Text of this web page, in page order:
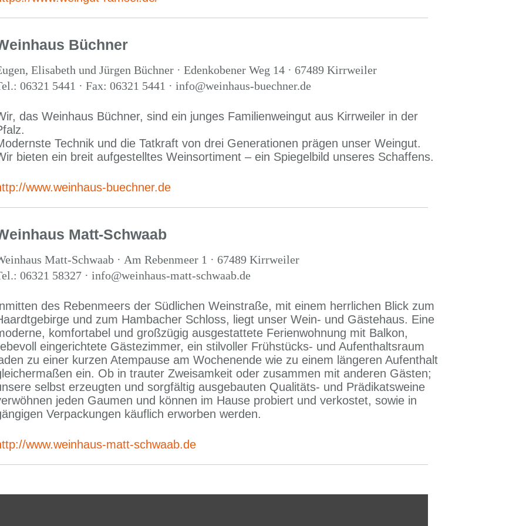
Büchner
Elisabeth und Jürgen Büchner · Edenkobener Weg 14 · 67489 Kirrweiler
06321 5441 · Fax: 06321 5441 · info@weinhaus-buechner.de
das Weinhaus Büchner, sind ein junges Familienweingut aus Kirrweiler in der
Technik und die Tatkraft von drei Generationen prägen unser Weingut.
bieten ein breit aufgestelltes Weinsortiment – ein Spiegelbild unseres Schaffens.
www.weinhaus-buechner.de
Matt-Schwaab
Matt-Schwaab · Am Rebenmeer 1 · 67489 Kirrweiler
06321 58327 · info@weinhaus-matt-schwaab.de
des Rebenmeers der Südlichen Weinstraße, mit einem herrlichen Blick zum
und zum Hambacher Schloss, liegt unser Wein- und Gästehaus. Eine
komfortabel und großzügig ausgestattete Ferienwohnung mit Balkon,
eingerichtete Gästezimmer, ein stilvoller Frühstücks- und Aufenthaltsraum
zu einer kurzen Atempause am Wochenende wie zu einem längeren Aufenthalt
ein. Ob in trauter Zweisamkeit oder zusammen mit anderen Gästen;
selbst erzeugten und sorgfältig ausgebauten Qualitäts- und Prädikatsweine
jeden Gaumen und können im Hause probiert und verkostet, sowie in
Verpackungen käuflich erworben werden.
www.weinhaus-matt-schwaab.de